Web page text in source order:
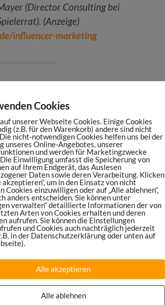
(Director Consulting bei
(Anzeige)
influencer-marketing
episode156
& Voice Content Studio:
Sport Marketing:
Marketing, willst einen
Maniac Podcast werben? Hier
Apple Podcasts
TuneIn
weekly-update
bewertung
Cookies
unserer Webseite Cookies. Einige Cookies
(z.B. für den Warenkorb) andere sind nicht
nicht-notwendigen Cookies helfen uns bei der
unseres Online-Angebotes, unserer
und werden für Marketingzwecke
Einwilligung umfasst die Speicherung von
auf Ihrem Endgerät, das Auslesen
Daten sowie deren Verarbeitung. Klicken
akzeptieren“, um in den Einsatz von nicht
Cookies einzuwilligen oder auf „Alle ablehnen“,
anders entscheiden. Sie können unter
verwalten“ detaillierte Informationen der von
Arten von Cookies erhalten und deren
aufrufen. Sie können die Einstellungen
und Cookies auch nachträglich jederzeit
in der Datenschutzerklärung oder unten auf
Alle akzeptieren
Alle ablehnen